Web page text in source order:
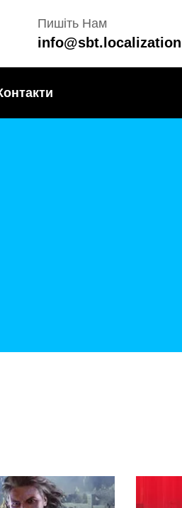
Пишіть Нам